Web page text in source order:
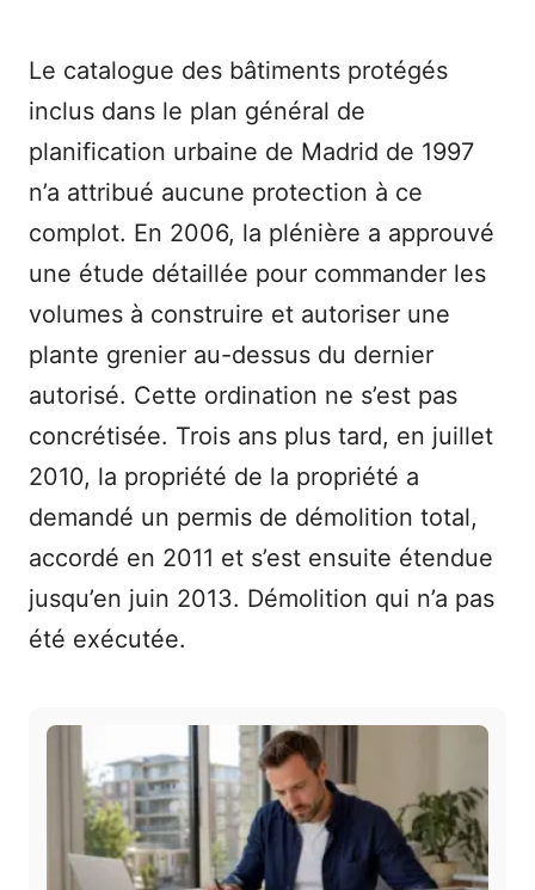
Le catalogue des bâtiments protégés
inclus dans le plan général de
planification urbaine de Madrid de 1997
n’a attribué aucune protection à ce
complot. En 2006, la plénière a approuvé
une étude détaillée pour commander les
volumes à construire et autoriser une
plante grenier au-dessus du dernier
autorisé. Cette ordination ne s’est pas
concrétisée. Trois ans plus tard, en juillet
2010, la propriété de la propriété a
demandé un permis de démolition total,
accordé en 2011 et s’est ensuite étendue
jusqu’en juin 2013. Démolition qui n’a pas
été exécutée.